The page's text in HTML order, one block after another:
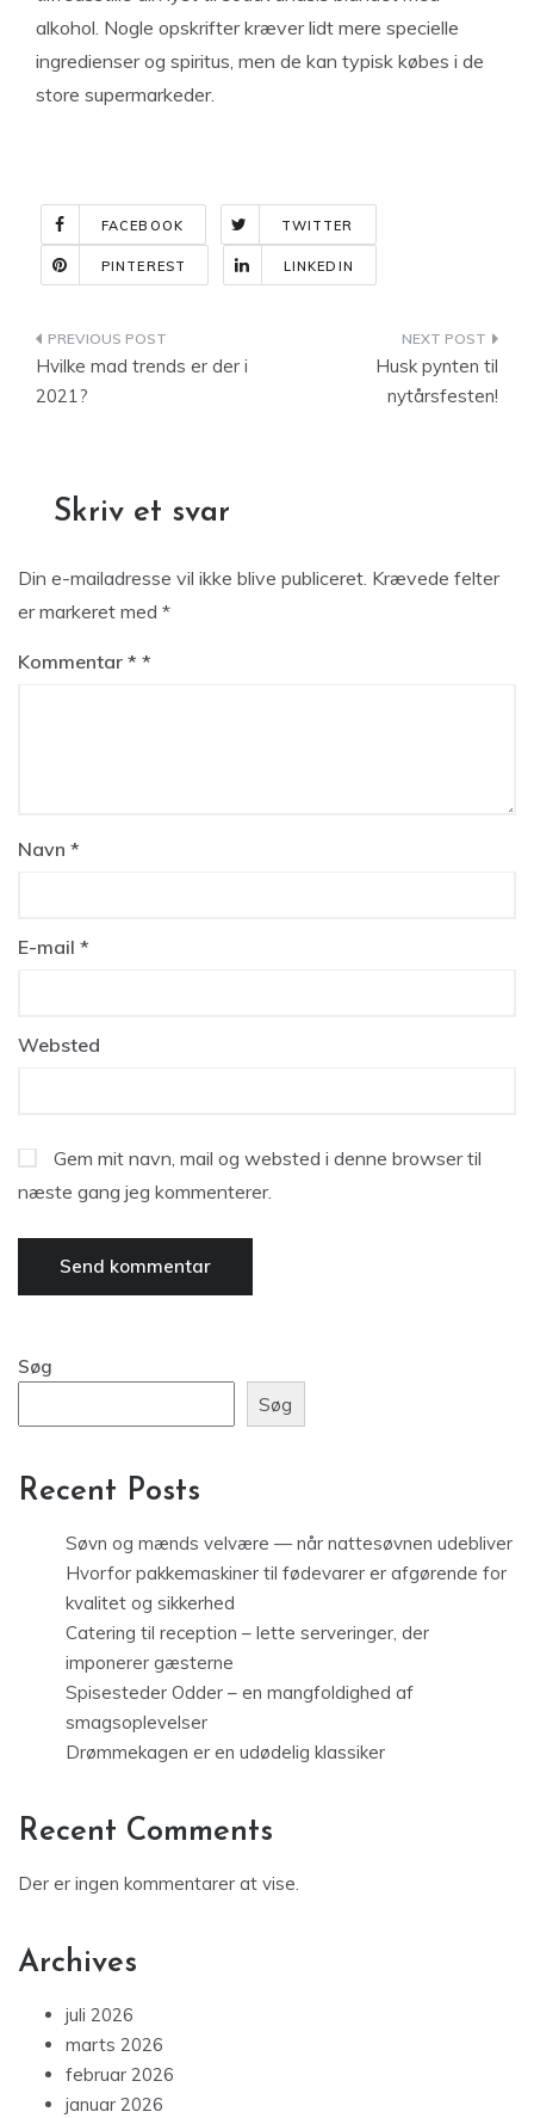
alkohol. Nogle opskrifter kræver lidt mere specielle
ingredienser og spiritus, men de kan typisk købes i de
store supermarkeder.
FACEBOOK TWITTER
PINTEREST LINKEDIN
Indlægsnavigation
Hvilke mad trends er der i
2021?
Husk pynten til
nytårsfesten!
Skriv et svar
Din e-mailadresse vil ikke blive publiceret. Krævede felter
er markeret med *
Kommentar *
Navn *
E-mail *
Websted
Gem mit navn, mail og websted i denne browser til
næste gang jeg kommenterer.
Søg
Søg
Recent Posts
Søvn og mænds velvære — når nattesøvnen udebliver
Hvorfor pakkemaskiner til fødevarer er afgørende for
kvalitet og sikkerhed
Catering til reception – lette serveringer, der
imponerer gæsterne
Spisesteder Odder – en mangfoldighed af
smagsoplevelser
Drømmekagen er en udødelig klassiker
Recent Comments
Der er ingen kommentarer at vise.
Archives
juli 2026
marts 2026
februar 2026
januar 2026